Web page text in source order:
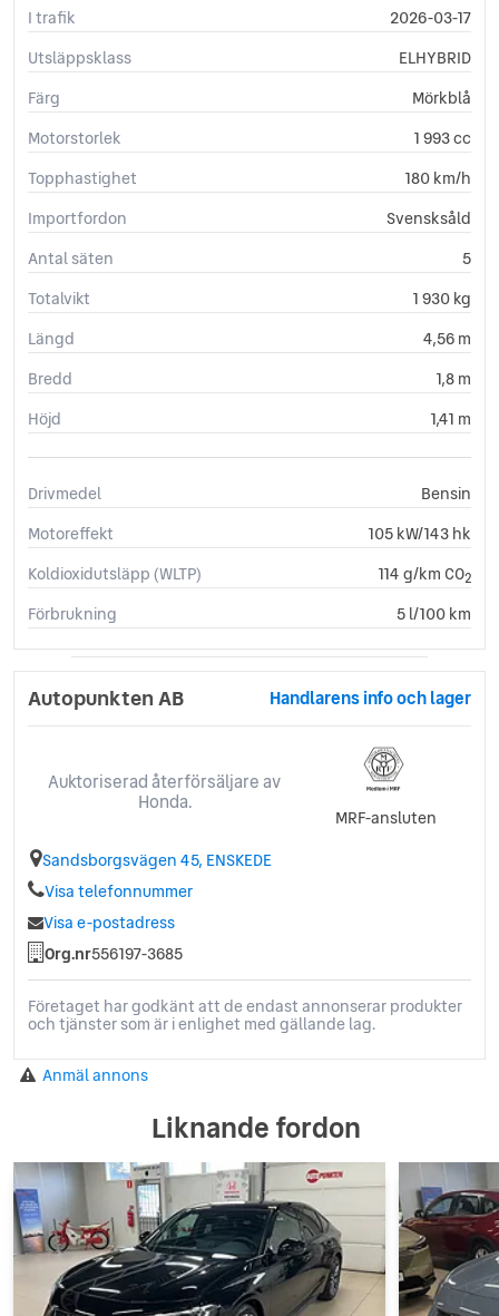
Klädsel (helskinn)
LED Strålkastare
Lättmetallfälgar
Panoramaglastak (Öppningsbart)
Parkeringssensorer (fram och bak)
Rattvärme
Regnsensor
Sidoairbags
Sidospeglar (elinfällbara)
Sätesvärme fram
Tonade rutor
Trafiksyltsinformation (TSR)
Trådlös telefonladdare
Yttertemperaturmätare
I trafik
2026-03-17
Utsläppsklass
ELHYBRID
Färg
Mörkblå
Motorstorlek
1 993 cc
Topphastighet
180 km/h
Importfordon
Svensksåld
Antal säten
5
Totalvikt
1 930 kg
Längd
4,56 m
Bredd
1,8 m
Höjd
1,41 m
Drivmedel
Bensin
Motoreffekt
105 kW/143 hk
Koldioxidutsläpp (WLTP)
114 g/km CO2
Förbrukning 5 l/100 km
Autopunkten AB Handlarens info och lager
Auktoriserad återförsäljare av
Honda.
MRF-ansluten
Sandsborgsvägen 45, ENSKEDE
Visa telefonnummer
Visa e-postadress
Org.nr556197-3685
Företaget har godkänt att de endast annonserar produkter
och tjänster som är i enlighet med gällande lag.
Anmäl annons
Liknande fordon